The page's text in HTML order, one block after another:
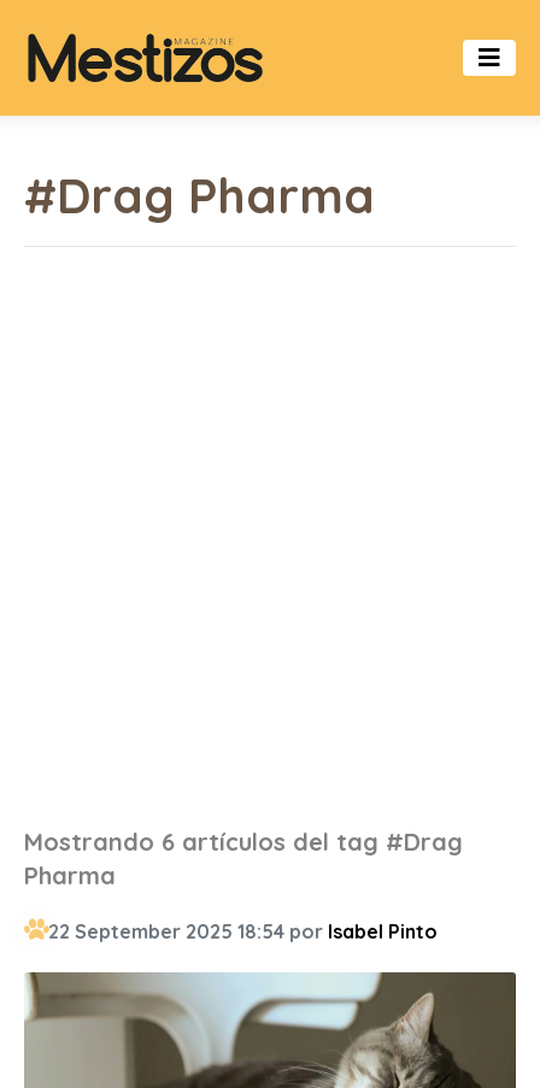
#Drag Pharma
Mostrando 6 artículos del tag #Drag
Pharma
22 September 2025 18:54 por Isabel Pinto